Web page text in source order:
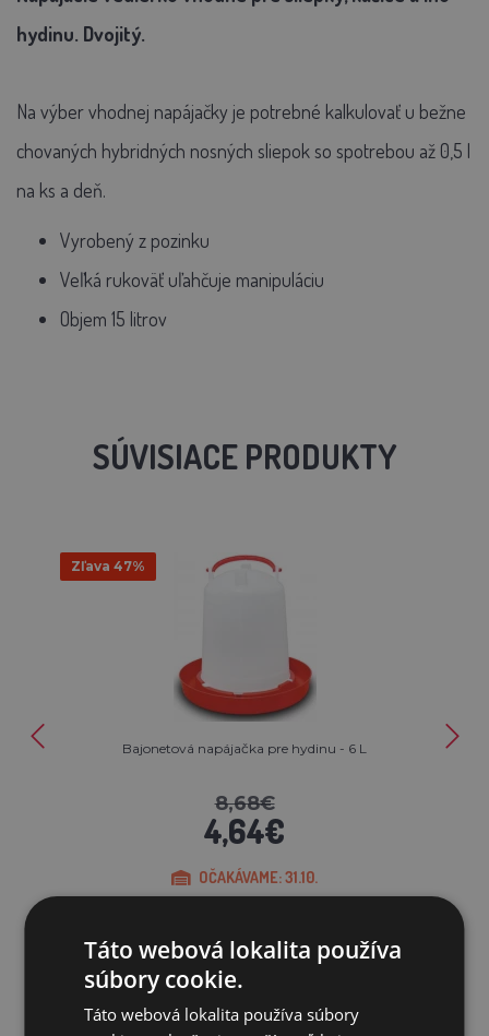
hydinu. Dvojitý.
Na výber vhodnej napájačky je potrebné kalkulovať u bežne
chovaných hybridných nosných sliepok so spotrebou až 0,5 l
na ks a deň.
Vyrobený z pozinku
Veľká rukoväť uľahčuje manipuláciu
Objem 15 litrov
SÚVISIACE PRODUKTY
Zľava 47%
Bajonetová napájačka pre hydinu - 6 L
8,68€
4,64€
OČAKÁVAME: 31.10.
Táto webová lokalita používa
súbory cookie.
Táto webová lokalita používa súbory